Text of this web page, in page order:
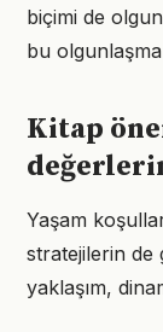
biçimi de
bu
Kitap
Yaşam
stratejilerin de
yaklaşım,